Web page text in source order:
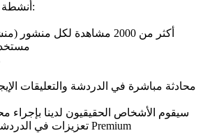
أنشطة التلغرام لمدة 30 يوماً:
– أكثر من 2000 مشاهدة لكل منشور (منشور واحد في اليوم)
– 300
– 5 سيقوم الأشخاص الحقيقيون لدينا بإجراء
– 100 تعزيزات في الدردشة من مشتركي Premium